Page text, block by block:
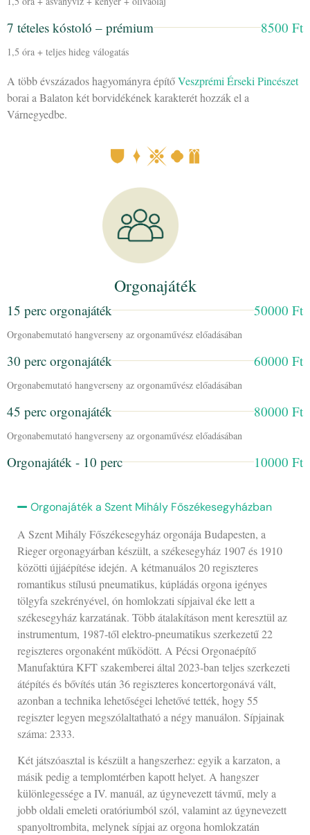
7 tételes kóstoló – prémium 8500 Ft
1,5 óra + teljes hideg válogatás
A több évszázados hagyományra építőVeszprémi Érseki Pincészet
borai a Balaton két borvidékének karakterét hozzák el a
Várnegyedbe.
Orgonajáték
15 perc orgonajáték 50000 Ft
Orgonabemutató hangverseny az orgonaművész előadásában
30 perc orgonajáték 60000 Ft
Orgonabemutató hangverseny az orgonaművész előadásában
45 perc orgonajáték 80000 Ft
Orgonabemutató hangverseny az orgonaművész előadásában
Orgonajáték - 10 perc 10000 Ft
Orgonajáték a Szent Mihály Főszékesegyházban
A Szent Mihály Főszékesegyház orgonája Budapesten, a
Rieger orgonagyárban készült, a székesegyház 1907 és 1910
közötti újjáépítése idején. A kétmanuálos 20 regiszteres
romantikus stílusú pneumatikus, kúpládás orgona igényes
tölgyfa szekrényével, ón homlokzati sípjaival éke lett a
székesegyház karzatának. Több átalakításon ment keresztül az
instrumentum, 1987-től elektro-pneumatikus szerkezetű 22
regiszteres orgonaként működött. A Pécsi Orgonaépítő
Manufaktúra KFT szakemberei által 2023-ban teljes szerkezeti
átépítés és bővítés után 36 regiszteres koncertorgonává vált,
azonban a technika lehetőségei lehetővé tették, hogy 55
regiszter legyen megszólaltatható a négy manuálon. Sípjainak
száma: 2333.
Két játszóasztal is készült a hangszerhez: egyik a karzaton, a
másik pedig a templomtérben kapott helyet. A hangszer
különlegessége a IV. manuál, az úgynevezett távmű, mely a
jobb oldali emeleti oratóriumból szól, valamint az úgynevezett
spanyoltrombita, melynek sípjai az orgona homlokzatán